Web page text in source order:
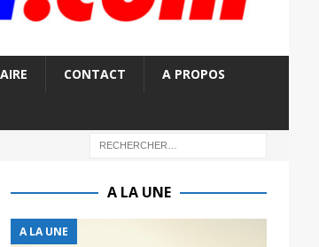
CONTACT A PROPOS
A LA UNE
A LA UNE